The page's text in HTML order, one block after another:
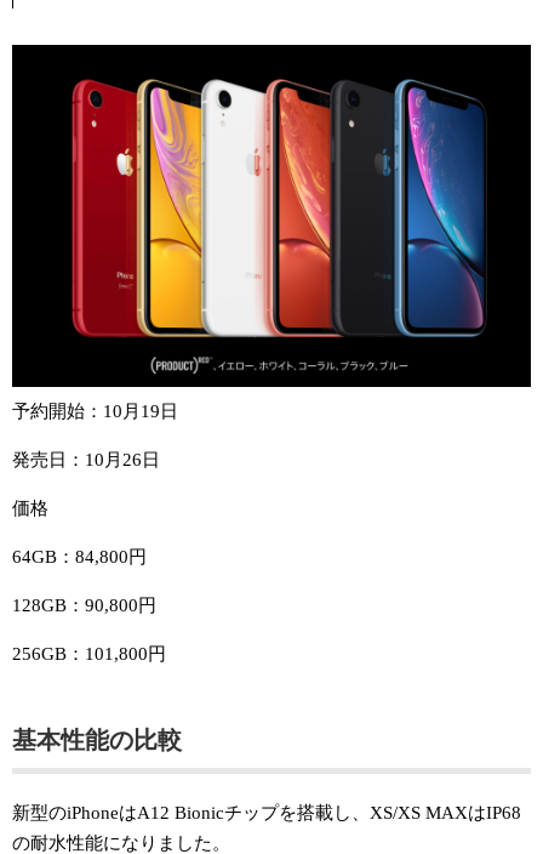
予約開始：10月19日
発売日：10月26日
価格
64GB：84,800円
128GB：90,800円
256GB：101,800円
基本性能の比較
新型のiPhoneはA12 Bionicチップを搭載し、XS/XS MAXはIP68
の耐水性能になりました。